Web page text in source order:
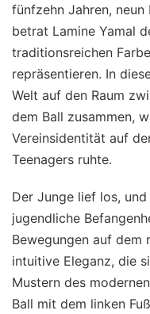
fünfzehn Jahren,
betrat Lamine Yamal
traditionsreichen
repräsentieren. In
Welt auf den Raum
dem Ball zusammen,
Vereinsidentität auf
Teenagers ruhte.
Der Junge lief los,
jugendliche
Bewegungen auf dem
intuitive Eleganz, die
Mustern des
Ball mit dem linken